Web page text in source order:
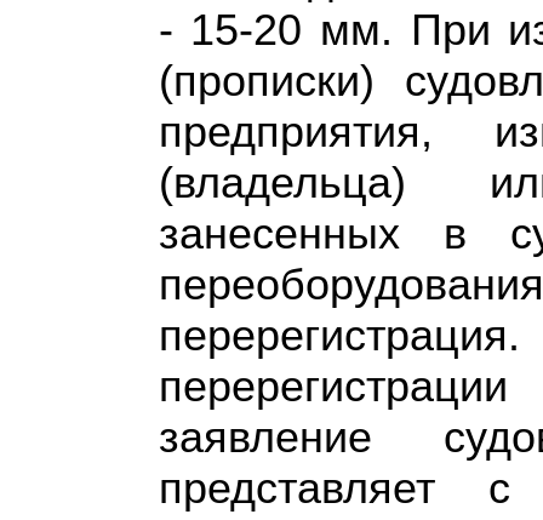
- 15-20 мм. При
(прописки)
предприятия,
(владельца)
занесенных в
заявление
представляет с